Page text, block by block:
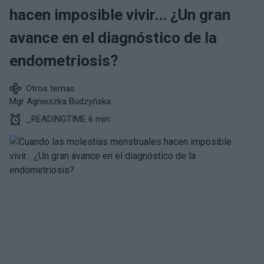
hacen imposible vivir... ¿Un gran
avance en el diagnóstico de la
endometriosis?
Otros temas
Mgr Agnieszka Budzyńska
_READINGTIME 6 min.